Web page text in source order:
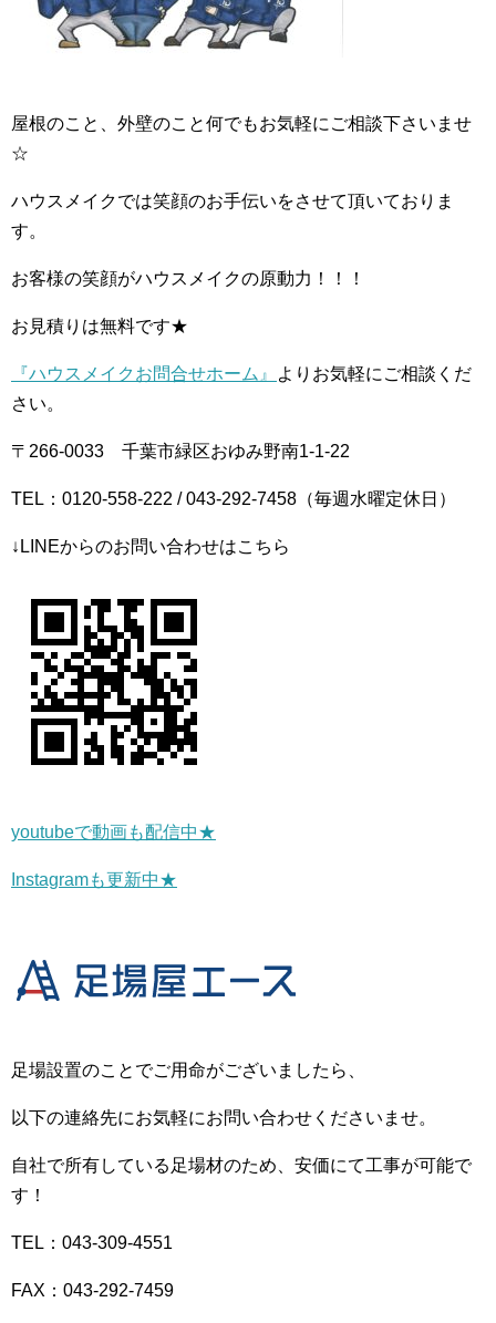
屋根のこと、外壁のこと何でもお気軽にご相談下さいませ
☆
ハウスメイクでは笑顔のお手伝いをさせて頂いておりま
す。
お客様の笑顔がハウスメイクの原動力！！！
お見積りは無料です★
『ハウスメイクお問合せホーム』
よりお気軽にご相談くだ
さい。
〒266-0033 千葉市緑区おゆみ野南1-1-22
TEL：0120-558-222 / 043-292-7458（毎週水曜定休日）
↓LINEからのお問い合わせはこちら
youtubeで動画も配信中★
Instagramも更新中★
足場設置のことでご用命がございましたら、
以下の連絡先にお気軽にお問い合わせくださいませ。
自社で所有している足場材のため、安価にて工事が可能で
す！
TEL：043-309-4551
FAX：043-292-7459